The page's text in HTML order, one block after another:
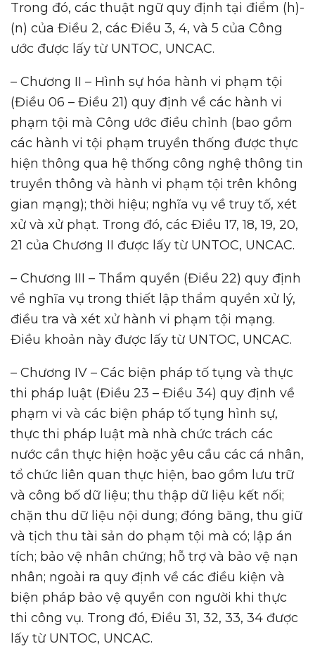
Trong đó, các thuật ngữ quy định tại điểm (h)-
(n) của Điều 2, các Điều 3, 4, và 5 của Công
ước được lấy từ UNTOC, UNCAC.
– Chương II – Hình sự hóa hành vi phạm tội
(Điều 06 – Điều 21) quy định về các hành vi
phạm tội mà Công ước điều chỉnh (bao gồm
các hành vi tội phạm truyền thống được thực
hiện thông qua hệ thống công nghệ thông tin
truyền thông và hành vi phạm tội trên không
gian mạng); thời hiệu; nghĩa vụ về truy tố, xét
xử và xử phạt. Trong đó, các Điều 17, 18, 19, 20,
21 của Chương II được lấy từ UNTOC, UNCAC.
– Chương III – Thẩm quyền (Điều 22) quy định
về nghĩa vụ trong thiết lập thẩm quyền xử lý,
điều tra và xét xử hành vi phạm tội mạng.
Điều khoản này được lấy từ UNTOC, UNCAC.
– Chương IV – Các biện pháp tố tụng và thực
thi pháp luật (Điều 23 – Điều 34) quy định về
phạm vi và các biện pháp tố tụng hình sự,
thực thi pháp luật mà nhà chức trách các
nước cần thực hiện hoặc yêu cầu các cá nhân,
tổ chức liên quan thực hiện, bao gồm lưu trữ
và công bố dữ liệu; thu thập dữ liệu kết nối;
chặn thu dữ liệu nội dung; đóng băng, thu giữ
và tịch thu tài sản do phạm tội mà có; lập án
tích; bảo vệ nhân chứng; hỗ trợ và bảo vệ nạn
nhân; ngoài ra quy định về các điều kiện và
biện pháp bảo vệ quyền con người khi thực
thi công vụ. Trong đó, Điều 31, 32, 33, 34 được
lấy từ UNTOC, UNCAC.